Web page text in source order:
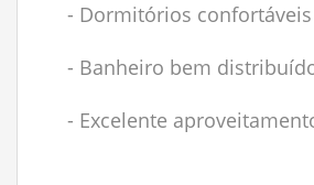
- Dormitórios confortáveis
- Banheiro bem
- Excelente